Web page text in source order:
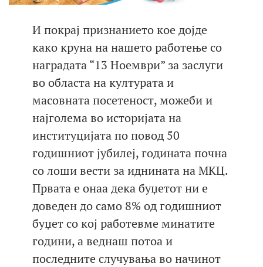
И покрај признанието кое дојде
како круна на нашето работење со
наградата “13 Ноември” за заслуги
во областа на културата и
масовната посетеност, можеби и
најголема во историјата на
институцијата по повод 50
годишниот јубилеј, годината почна
со лоши вести за иднината на МКЦ.
Првата е онаа дека буџетот ни е
доведен до само 8% од годишниот
буџет со кој работевме минатите
години, а веднаш потоа и
последните случувања во начинот